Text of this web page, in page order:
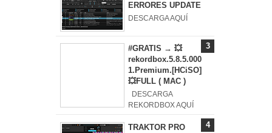
ERRORES UPDATE
DESCARGA AQUÍ
#GRATIS → 💥
rekordbox.5.8.5.000
1.Premium.[HCiSO]
💥FULL ( MAC )
DESCARGA
REKORDBOX AQUÍ
TRAKTOR PRO